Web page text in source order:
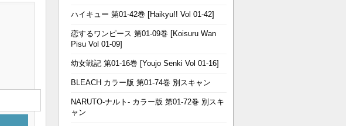
ハイキュー 第01-42巻 [Haikyu!! Vol 01-42]
恋するワンピース 第01-09巻 [Koisuru Wan
Pisu Vol 01-09]
幼女戦記 第01-16巻 [Youjo Senki Vol 01-16]
BLEACH カラー版 第01-74巻 別スキャン
NARUTO-ナルト- カラー版 第01-72巻 別スキ
ャン